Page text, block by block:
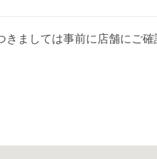
ましては事前に店舗にご確